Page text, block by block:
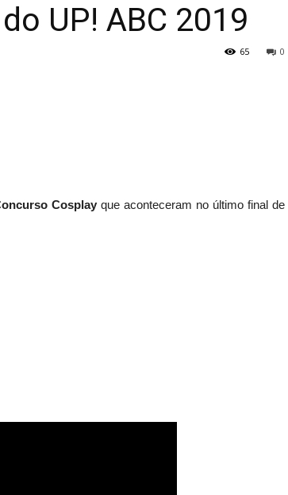
UP! ABC 2019
0
65
Cosplay que aconteceram no último final de